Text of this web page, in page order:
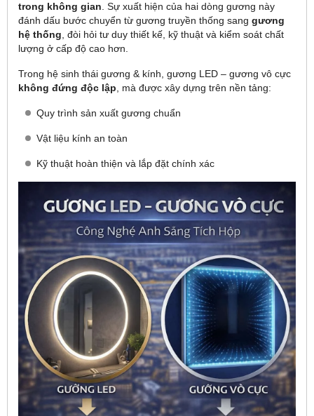
trong không gian . Sự xuất hiện của hai dòng gương này
đánh dấu bước chuyển từ gương truyền thống sang gương
hệ thống , đòi hỏi tư duy thiết kế, kỹ thuật và kiểm soát chất
lượng ở cấp độ cao hơn.
Trong hệ sinh thái gương & kính, gương LED – gương vô cực
không đứng độc lập , mà được xây dựng trên nền tảng:
Quy trình sản xuất gương chuẩn
Vật liệu kính an toàn
Kỹ thuật hoàn thiện và lắp đặt chính xác